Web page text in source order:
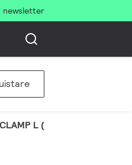
newsletter
L (SKB18-1)